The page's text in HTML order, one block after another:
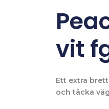
vit
Ett extra
och täcka